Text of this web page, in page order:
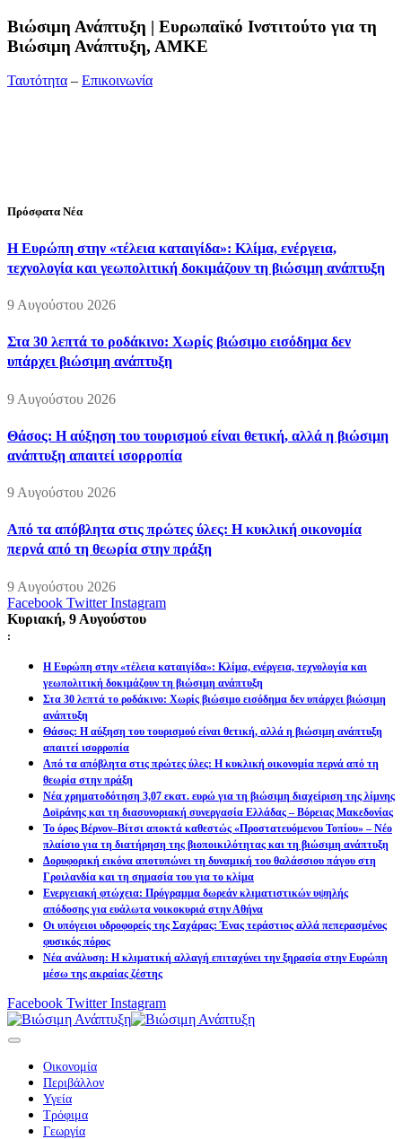
Bιώσιμη Ανάπτυξη | Ευρωπαϊκό Ινστιτούτο για τη
Βιώσιμη Ανάπτυξη, ΑΜΚΕ
Ταυτότητα – Επικοινωνία
Πρόσφατα Νέα
Η Ευρώπη στην «τέλεια καταιγίδα»: Κλίμα, ενέργεια,
τεχνολογία και γεωπολιτική δοκιμάζουν τη βιώσιμη ανάπτυξη
9 Αυγούστου 2026
Στα 30 λεπτά το ροδάκινο: Χωρίς βιώσιμο εισόδημα δεν
υπάρχει βιώσιμη ανάπτυξη
9 Αυγούστου 2026
Θάσος: Η αύξηση του τουρισμού είναι θετική, αλλά η βιώσιμη
ανάπτυξη απαιτεί ισορροπία
9 Αυγούστου 2026
Από τα απόβλητα στις πρώτες ύλες: Η κυκλική οικονομία
περνά από τη θεωρία στην πράξη
9 Αυγούστου 2026
Facebook Twitter Instagram
Κυριακή, 9 Αυγούστου
:
Η Ευρώπη στην «τέλεια καταιγίδα»: Κλίμα, ενέργεια, τεχνολογία και
γεωπολιτική δοκιμάζουν τη βιώσιμη ανάπτυξη
Στα 30 λεπτά το ροδάκινο: Χωρίς βιώσιμο εισόδημα δεν υπάρχει βιώσιμη
ανάπτυξη
Θάσος: Η αύξηση του τουρισμού είναι θετική, αλλά η βιώσιμη ανάπτυξη
απαιτεί ισορροπία
Από τα απόβλητα στις πρώτες ύλες: Η κυκλική οικονομία περνά από τη
θεωρία στην πράξη
Νέα χρηματοδότηση 3,07 εκατ. ευρώ για τη βιώσιμη διαχείριση της λίμνης
Δοϊράνης και τη διασυνοριακή συνεργασία Ελλάδας – Βόρειας Μακεδονίας
Το όρος Βέρνον–Βίτσι αποκτά καθεστώς «Προστατευόμενου Τοπίου» – Νέο
πλαίσιο για τη διατήρηση της βιοποικιλότητας και τη βιώσιμη ανάπτυξη
Δορυφορική εικόνα αποτυπώνει τη δυναμική του θαλάσσιου πάγου στη
Γροιλανδία και τη σημασία του για το κλίμα
Ενεργειακή φτώχεια: Πρόγραμμα δωρεάν κλιματιστικών υψηλής
απόδοσης για ευάλωτα νοικοκυριά στην Αθήνα
Οι υπόγειοι υδροφορείς της Σαχάρας: Ένας τεράστιος αλλά πεπερασμένος
φυσικός πόρος
Νέα ανάλυση: Η κλιματική αλλαγή επιταχύνει την ξηρασία στην Ευρώπη
μέσω της ακραίας ζέστης
Facebook Twitter Instagram
Οικονομία
Περιβάλλον
Υγεία
Τρόφιμα
Γεωργία